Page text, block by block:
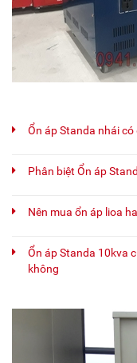
Ổn áp Standa nhái
Phân biệt Ổn áp
Nên mua ổn áp lioa
Ổn áp Standa 10kva
không